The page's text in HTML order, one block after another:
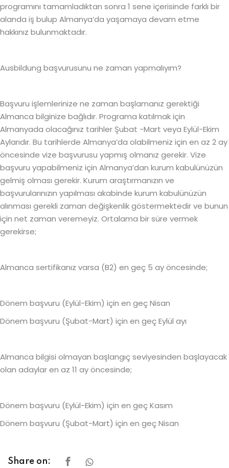
programını tamamladıktan sonra 1 sene içerisinde farklı bir
alanda iş bulup Almanya’da yaşamaya devam etme
hakkınız bulunmaktadır.
Ausbildung başvurusunu ne zaman yapmalıyım?
Başvuru işlemlerinize ne zaman başlamanız gerektiği
Almanca bilginize bağlıdır. Programa katılmak için
Almanyada olacağınız tarihler Şubat -Mart veya Eylül-Ekim
Aylarıdır. Bu tarihlerde Almanya’da olabilmeniz için en az 2 ay
öncesinde vize başvurusu yapmış olmanız gerekir. Vize
başvuru yapabilmeniz için Almanya’dan kurum kabulünüzün
gelmiş olması gerekir. Kurum araştırmanızın ve
başvurularınızın yapılması akabinde kurum kabulünüzün
alınması gerekli zaman değişkenlik göstermektedir ve bunun
için net zaman veremeyiz. Ortalama bir süre vermek
gerekirse;
Almanca sertifikanız varsa (B2) en geç 5 ay öncesinde;
Dönem başvuru (Eylül-Ekim) için en geç Nisan
Dönem başvuru (Şubat-Mart) için en geç Eylül ayı
Almanca bilgisi olmayan başlangıç seviyesinden başlayacak
olan adaylar en az 11 ay öncesinde;
Dönem başvuru (Eylül-Ekim) için en geç Kasım
Dönem başvuru (Şubat-Mart) için en geç Nisan
Share on: